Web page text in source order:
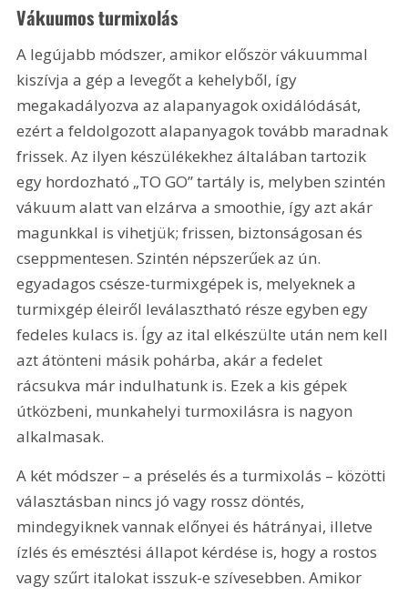
Vákuumos turmixolás
A legújabb módszer, amikor először vákuummal
kiszívja a gép a levegőt a kehelyből, így
megakadályozva az alapanyagok oxidálódását,
ezért a feldolgozott alapanyagok tovább maradnak
frissek. Az ilyen készülékekhez általában tartozik
egy hordozható „TO GO” tartály is, melyben szintén
vákuum alatt van elzárva a smoothie, így azt akár
magunkkal is vihetjük; frissen, biztonságosan és
cseppmentesen. Szintén népszerűek az ún.
egyadagos csésze-turmixgépek is, melyeknek a
turmixgép éleiről leválasztható része egyben egy
fedeles kulacs is. Így az ital elkészülte után nem kell
azt átönteni másik pohárba, akár a fedelet
rácsukva már indulhatunk is. Ezek a kis gépek
útközbeni, munkahelyi turmoxilásra is nagyon
alkalmasak.
A két módszer – a préselés és a turmixolás – közötti
választásban nincs jó vagy rossz döntés,
mindegyiknek vannak előnyei és hátrányai, illetve
ízlés és emésztési állapot kérdése is, hogy a rostos
vagy szűrt italokat isszuk-e szívesebben. Amikor